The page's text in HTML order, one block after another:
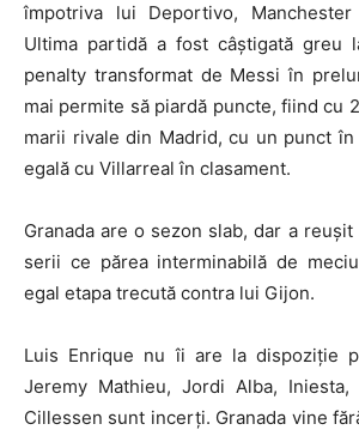
împotriva lui Deportivo,
Ultima partidă a fost câștigată greu
penalty transformat de Messi în
mai permite să piardă puncte, fiind cu
marii rivale din Madrid, cu un punct
egală cu Villarreal în clasament.
Granada are o sezon slab, dar a
serii ce părea interminabilă de
egal etapa trecută contra lui Gijon.
Luis Enrique nu îi are la dispoziție
Jeremy Mathieu, Jordi Alba,
Cillessen sunt incerți. Granada vine